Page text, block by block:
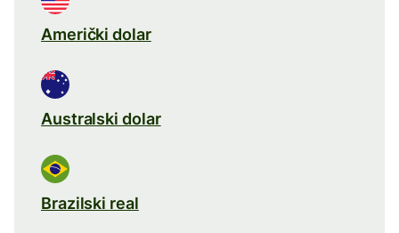
Američki dolar
Australski dolar
Brazilski real